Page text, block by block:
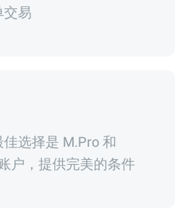
交易
选择是 M.Pro 和
户，提供完美的条件